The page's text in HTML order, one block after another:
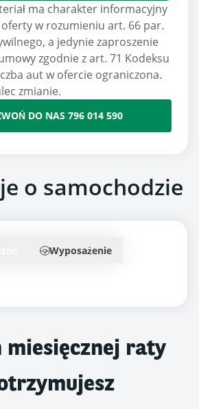
ma charakter informacyjny
w rozumieniu art. 66 par.
a jedynie zaproszenie
zgodnie z art. 71 Kodeksu
aut w ofercie ograniczona.
zmianie.
DO NAS 796 014 590
o samochodzie
Wyposażenie
miesięcznej raty